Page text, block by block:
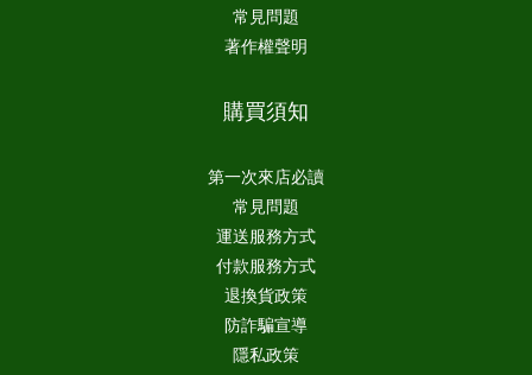
常見問題
著作權聲明
購買須知
第一次來店必讀
常見問題
運送服務方式
付款服務方式
退換貨政策
防詐騙宣導
隱私政策